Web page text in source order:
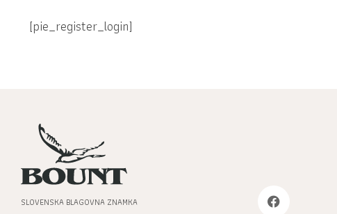
[pie_register_login]
SLOVENSKA BLAGOVNA ZNAMKA